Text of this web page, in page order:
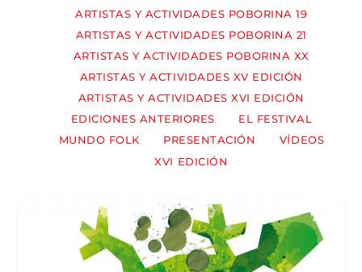
ARTISTAS Y ACTIVIDADES POBORINA 19
ARTISTAS Y ACTIVIDADES POBORINA 21
ARTISTAS Y ACTIVIDADES POBORINA XX
ARTISTAS Y ACTIVIDADES XV EDICIÓN
ARTISTAS Y ACTIVIDADES XVI EDICIÓN
EDICIONES ANTERIORES
EL FESTIVAL
MUNDO FOLK
PRESENTACIÓN
VÍDEOS
XVI EDICIÓN